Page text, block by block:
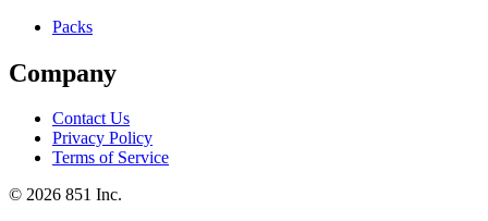
Packs
Company
Contact Us
Privacy Policy
Terms of Service
© 2026 851 Inc.